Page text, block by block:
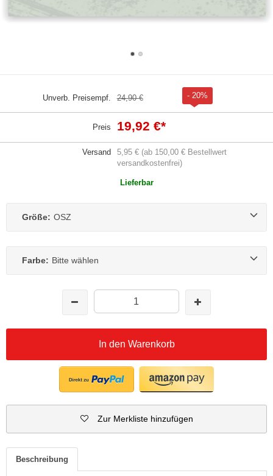
Unverb. Preisempf. 24,90 € - 20%
Preis 19,92 €*
Versand
5,95 € (ab 150,00 € Bestellwert
versandkostenfrei)
Lieferbar
Größe: OSZ
Farbe: Bitte wählen
In den Warenkorb
Zur Merkliste hinzufügen
Beschreibung